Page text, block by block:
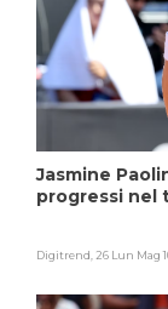
Jasmine
progressi nel
Digitrend, 26 Lun Mag